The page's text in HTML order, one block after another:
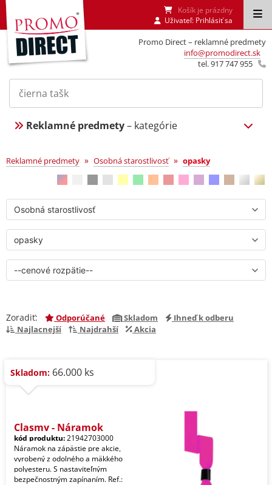
Promo Direct – reklamné predmety
info@promodirect.sk
tel. 917 747 955
Košík je prázdny
Uživateľ: Prihlásiť sa
Reklamné predmety– kategórie
opasky
Reklamné predmety » Osobná starostlivosť» opasky
Zoradiť: Odporúčané Skladom
Ihneď k odberu
Najlacnejší
Najdrahší Akcia
Skladom: 66.000 ks
Clasmy - Náramok
kód produktu:21942703000
Náramok na zápästie pre akcie,
vyrobený z odolného a mäkkého
polyesteru. S nastaviteľným
bezpečnostným zapínaním. Ref.: